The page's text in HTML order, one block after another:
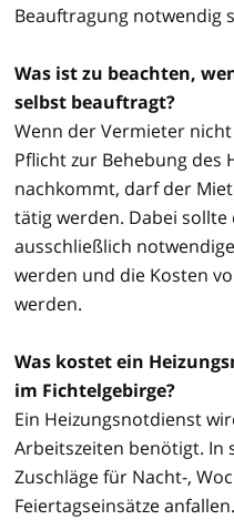
Beauftragung notwendig
Was ist zu beachten,
selbst beauftragt?
Wenn der Vermieter
Pflicht zur Behebung des
nachkommt, darf der
tätig werden. Dabei
ausschließlich
werden und die Kosten
werden.
Was kostet ein
im Fichtelgebirge?
Ein Heizungsnotdienst
Arbeitszeiten benötigt. In
Zuschläge für Nacht-,
Feiertagseinsätze